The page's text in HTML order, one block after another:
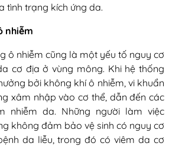
tình trạng kích ứng da.
nhiễm
ô nhiễm cũng là một yếu tố nguy cơ
cơ địa ở vùng mông. Khi hệ thống
bởi không khí ô nhiễm, vi khuẩn
xâm nhập vào cơ thể, dẫn đến các
nhiễm da. Những người làm việc
không đảm bảo vệ sinh có nguy cơ
da liễu, trong đó có viêm da cơ